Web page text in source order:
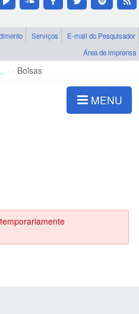
Serviços
E-mail do Pesquisador
Área de imprensa
Bolsas
MENU